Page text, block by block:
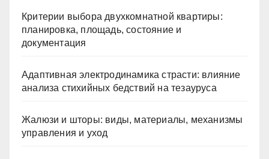
Критерии выбора двухкомнатной квартиры:
планировка, площадь, состояние и
документация
Адаптивная электродинамика страсти: влияние
анализа стихийных бедствий на тезауруса
Жалюзи и шторы: виды, материалы, механизмы
управления и уход